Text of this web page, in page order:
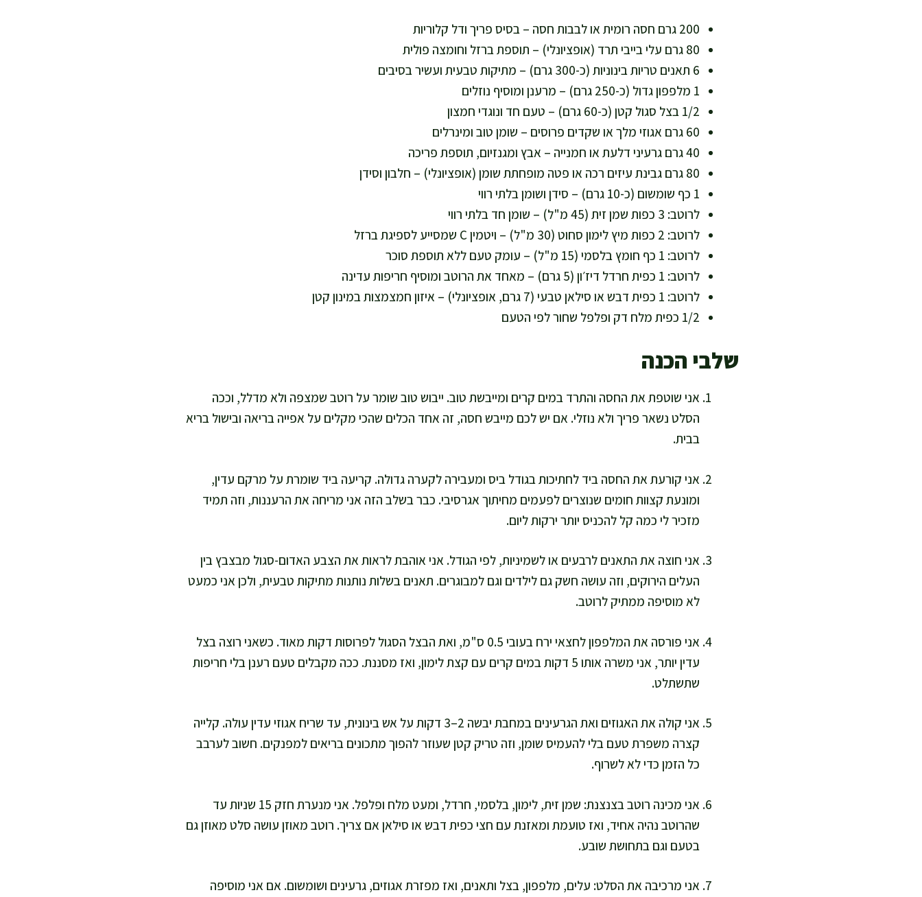
200 גרם חסה רומית או לבבות חסה – בסיס פריך ודל קלוריות
80 גרם עלי בייבי תרד (אופציונלי) – תוספת ברזל וחומצה פולית
6 תאנים טריות בינוניות (כ-300 גרם) – מתיקות טבעית ועשיר בסיבים
1 מלפפון גדול (כ-250 גרם) – מרענן ומוסיף נוזלים
1/2 בצל סגול קטן (כ-60 גרם) – טעם חד ונוגדי חמצון
60 גרם אגוזי מלך או שקדים פרוסים – שומן טוב ומינרלים
40 גרם גרעיני דלעת או חמנייה – אבץ ומגנזיום, תוספת פריכה
80 גרם גבינת עיזים רכה או פטה מופחתת שומן (אופציונלי) – חלבון וסידן
1 כף שומשום (כ-10 גרם) – סידן ושומן בלתי רווי
לרוטב: 3 כפות שמן זית (45 מ"ל) – שומן חד בלתי רווי
לרוטב: 2 כפות מיץ לימון סחוט (30 מ"ל) – ויטמין C שמסייע לספיגת ברזל
לרוטב: 1 כף חומץ בלסמי (15 מ"ל) – עומק טעם ללא תוספת סוכר
לרוטב: 1 כפית חרדל דיז׳ון (5 גרם) – מאחד את הרוטב ומוסיף חריפות עדינה
לרוטב: 1 כפית דבש או סילאן טבעי (7 גרם, אופציונלי) – איזון חמצמצות במינון קטן
1/2 כפית מלח דק ופלפל שחור לפי הטעם
שלבי הכנה
אני שוטפת את החסה והתרד במים קרים ומייבשת טוב. ייבוש טוב שומר על רוטב שמצפה ולא מדלל, וככה
הסלט נשאר פריך ולא נוזלי. אם יש לכם מייבש חסה, זה אחד הכלים שהכי מקלים על אפייה בריאה ובישול בריא
בבית.
אני קורעת את החסה ביד לחתיכות בגודל ביס ומעבירה לקערה גדולה. קריעה ביד שומרת על מרקם עדין,
ומונעת קצוות חומים שנוצרים לפעמים מחיתוך אגרסיבי. כבר בשלב הזה אני מריחה את הרעננות, וזה תמיד
מזכיר לי כמה קל להכניס יותר ירקות ליום.
אני חוצה את התאנים לרבעים או לשמיניות, לפי הגודל. אני אוהבת לראות את הצבע האדום-סגול מבצבץ בין
העלים הירוקים, וזה עושה חשק גם לילדים וגם למבוגרים. תאנים בשלות נותנות מתיקות טבעית, ולכן אני כמעט
לא מוסיפה ממתיק לרוטב.
אני פורסה את המלפפון לחצאי ירח בעובי 0.5 ס"מ, ואת הבצל הסגול לפרוסות דקות מאוד. כשאני רוצה בצל
עדין יותר, אני משרה אותו 5 דקות במים קרים עם קצת לימון, ואז מסננת. ככה מקבלים טעם רענן בלי חריפות
שתשתלט.
אני קולה את האגוזים ואת הגרעינים במחבת יבשה 2–3 דקות על אש בינונית, עד שריח אגוזי עדין עולה. קלייה
קצרה משפרת טעם בלי להעמיס שומן, וזה טריק קטן שעוזר להפוך מתכונים בריאים למפנקים. חשוב לערבב
כל הזמן כדי לא לשרוף.
אני מכינה רוטב בצנצנת: שמן זית, לימון, בלסמי, חרדל, ומעט מלח ופלפל. אני מנערת חזק 15 שניות עד
שהרוטב נהיה אחיד, ואז טועמת ומאזנת עם חצי כפית דבש או סילאן אם צריך. רוטב מאוזן עושה סלט מאוזן גם
בטעם וגם בתחושת שובע.
אני מרכיבה את הסלט: עלים, מלפפון, בצל ותאנים, ואז מפזרת אגוזים, גרעינים ושומשום. אם אני מוסיפה